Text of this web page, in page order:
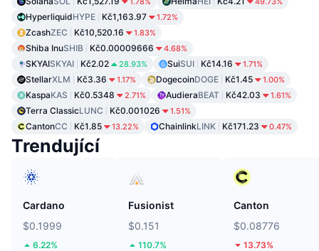
HyperliquidHYPE Kč1,163.97 1.72%
ZcashZEC Kč10,520.16 1.83%
Shiba InuSHIB Kč0.00009666 4.68%
SKYAISKYAI Kč2.02 28.93% SuiSUI Kč14.16 1.71%
StellarXLM Kč3.36 1.17% DogecoinDOGE Kč1.45 1.00%
KaspaKAS Kč0.5348 2.71% AudieraBEAT Kč42.03 1.61%
Terra ClassicLUNC Kč0.001026 1.51%
CantonCC Kč1.85 13.22% ChainlinkLINK Kč171.23 0.47%
Trendující
Cardano
$0.1999
6.22%
Fusionist
$0.151
110.7%
Canton
$0.08776
13.73%